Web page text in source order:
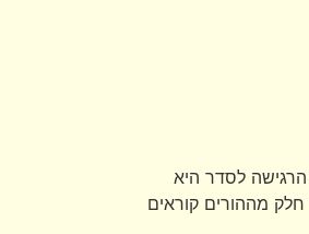
לסדר היא
מההורים קוראים